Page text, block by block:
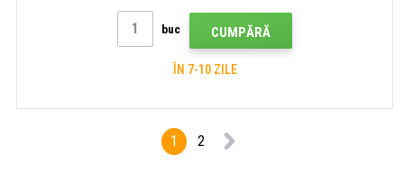
buc CUMPĂRĂ
ÎN 7-10 ZILE
1 2